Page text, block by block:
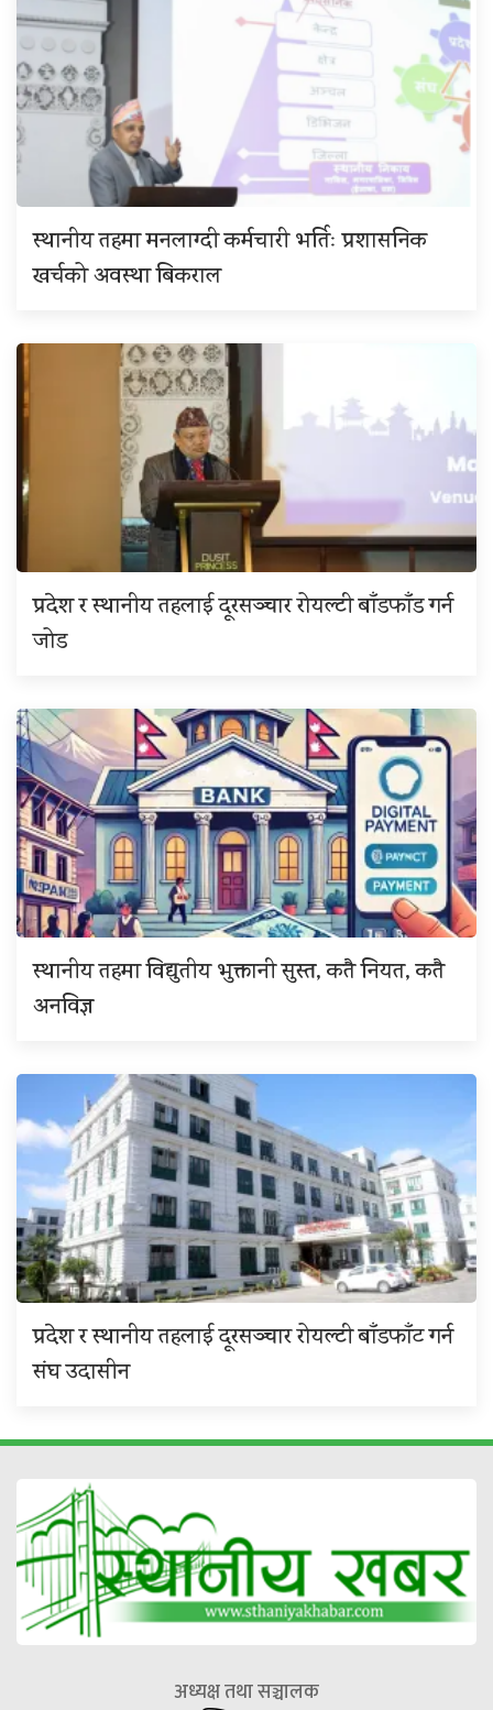
स्थानीय तहमा मनलाग्दी कर्मचारी भर्तिः प्रशासनिक
खर्चको अवस्था बिकराल
प्रदेश र स्थानीय तहलाई दूरसञ्चार रोयल्टी बाँडफाँड गर्न
जोड
स्थानीय तहमा विद्युतीय भुक्तानी सुस्त, कतै नियत, कतै
अनविज्ञ
प्रदेश र स्थानीय तहलाई दूरसञ्चार रोयल्टी बाँडफाँट गर्न
संघ उदासीन
अध्यक्ष तथा सञ्चालक